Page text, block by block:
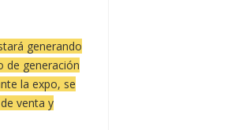
generando
de generación
la expo, se
venta y